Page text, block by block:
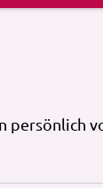
persönlich